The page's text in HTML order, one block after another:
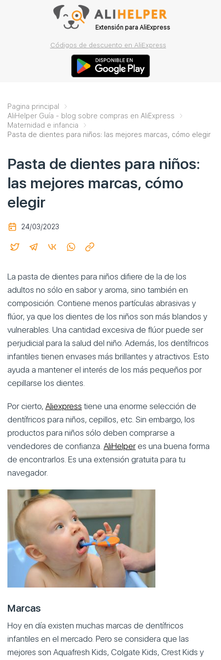
Extensión para AliExpress
Códigos de descuento en AliExpress
Pagina principal
AliHelper Guía - blog sobre compras en AliExpress
Maternidad e infancia
Pasta de dientes para niños: las mejores marcas, cómo elegir
Pasta de dientes para niños:
las mejores marcas, cómo
elegir
24/03/2023
La pasta de dientes para niños difiere de la de los
adultos no sólo en sabor y aroma, sino también en
composición. Contiene menos partículas abrasivas y
flúor, ya que los dientes de los niños son más blandos y
vulnerables. Una cantidad excesiva de flúor puede ser
perjudicial para la salud del niño. Además, los dentífricos
infantiles tienen envases más brillantes y atractivos. Esto
ayuda a mantener el interés de los más pequeños por
cepillarse los dientes.
Por cierto, Aliexpress tiene una enorme selección de
dentífricos para niños, cepillos, etc. Sin embargo, los
productos para niños sólo deben comprarse a
vendedores de confianza. AliHelper es una buena forma
de encontrarlos. Es una extensión gratuita para tu
navegador.
Marcas
Hoy en día existen muchas marcas de dentífricos
infantiles en el mercado. Pero se considera que las
mejores son Aquafresh Kids, Colgate Kids, Crest Kids y